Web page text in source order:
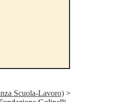
Scuola-Lavoro) >